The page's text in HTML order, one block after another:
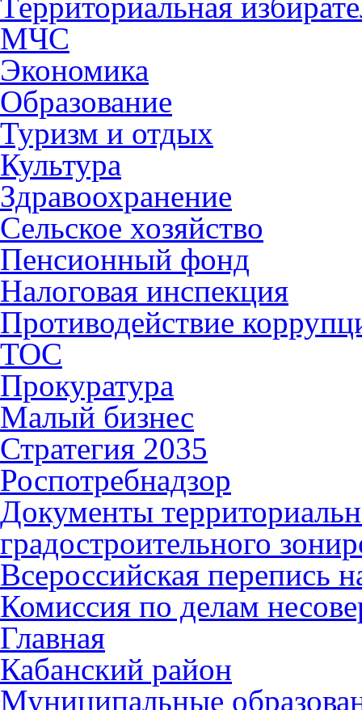
МЧС
Экономика
Образование
Туризм и отдых
Культура
Здравоохранение
Сельское хозяйство
Пенсионный фонд
Налоговая инспекция
Противодействие
ТОС
Прокуратура
Малый бизнес
Стратегия 2035
Роспотребнадзор
Документы
градостроительного
Всероссийская перепись
Комиссия по делам
Главная
Кабанский район
Муниципальные